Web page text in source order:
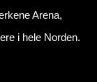
Arena,
i hele Norden.